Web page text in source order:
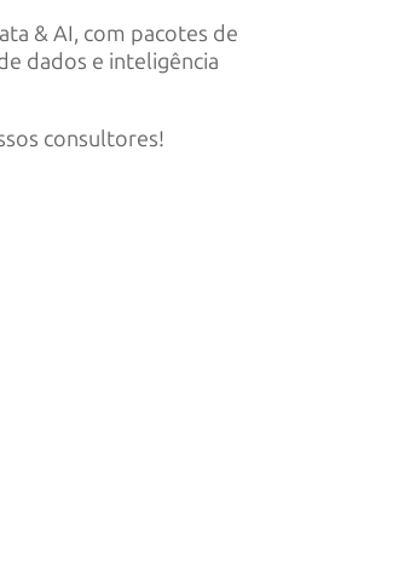
& AI, com pacotes de
dados e inteligência
consultores!